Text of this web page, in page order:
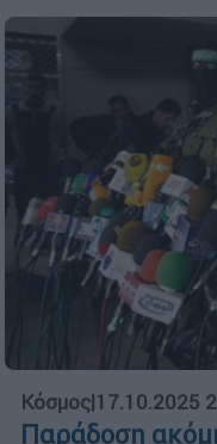
Κόσμος|17.10.2025
Παράδοση